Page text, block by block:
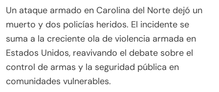
Un ataque armado en Carolina del Norte dejó un
muerto y dos policías heridos. El incidente se
suma a la creciente ola de violencia armada en
Estados Unidos, reavivando el debate sobre el
control de armas y la seguridad pública en
comunidades vulnerables.